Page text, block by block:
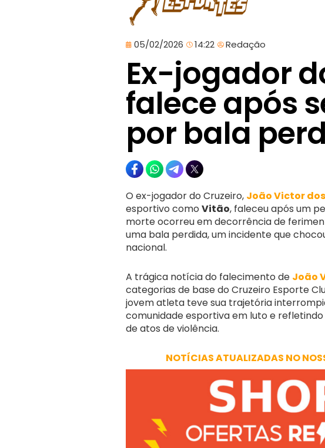
05/02/2026 14:22 Redação
Ex-jogador
falece após
por bala
O ex-jogador do Cruzeiro, João Victor
esportivo como Vitão, faleceu após um
morte ocorreu em decorrência de
uma bala perdida, um incidente que
nacional.
A trágica notícia do falecimento de João
categorias de base do Cruzeiro Esporte
jovem atleta teve sua trajetória
comunidade esportiva em luto e
de atos de violência.
NOTÍCIAS ATUALIZADAS NO